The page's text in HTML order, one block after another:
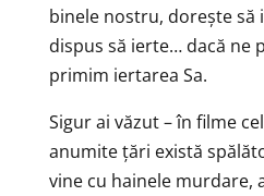
binele nostru, dorește să
dispus să ierte… dacă ne
primim iertarea Sa.
Sigur ai văzut – în filme
anumite țări există
vine cu hainele murdare,